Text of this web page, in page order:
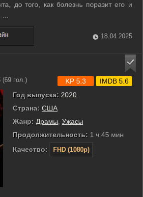
до того, как болезнь поразит его и
...
18.04.2025
(69 гол.)
Год выпуска: 2020
Страна: США
Жанр: Драмы Ужасы
Продолжительность: 1 ч 45 мин
Качество:
FHD (1080p)
KP 5.3 IMDB 5.6